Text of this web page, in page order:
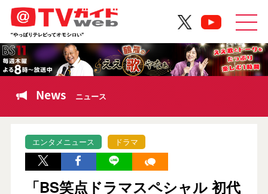
News ニュース
エンタメニュース ドラマ
「BS笑点ドラマスペシャル 初代